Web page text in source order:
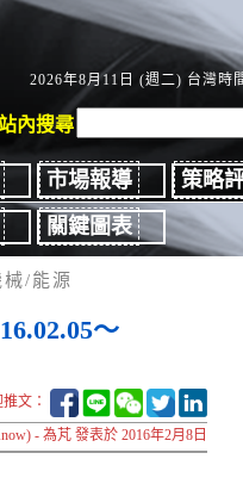
2026年8月11日 (週二) 台灣時
內搜尋
市場報導
策略
關鍵圖表
/能源
～
推文：
- 為芃 發表於 2016年2月8日